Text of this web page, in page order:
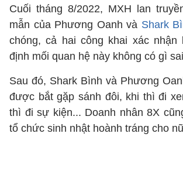
Cuối tháng 8/2022, MXH lan
mẫn của Phương Oanh và Shark
chóng, cả hai công khai xác nhận
định mối quan hệ này không có gì
Sau đó, Shark Bình và Phương
được bắt gặp sánh đôi, khi thì đi
thì đi sự kiện... Doanh nhân 8X
tổ chức sinh nhật hoành tráng cho